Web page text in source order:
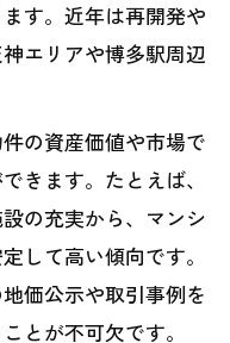
す。近年は再開発や
エリアや博多駅周辺
の資産価値や市場で
きます。たとえば、
の充実から、マンシ
して高い傾向です。
価公示や取引事例を
とが不可欠です。